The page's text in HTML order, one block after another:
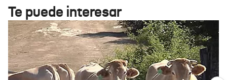
Te puede interesar